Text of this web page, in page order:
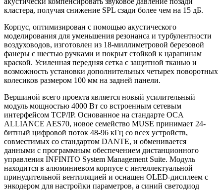
кластера, получая снижение SPL сзади более чем на 15 дБ.
Корпус, оптимизирован с помощью акустического
моделирования для уменьшения резонанса и турбулентности
воздуховодов, изготовлен из 18-миллиметровой березовой
фанеры с шестью ручками и покрыт стойкой к царапинам
краской. Усиленная передняя сетка с защитной тканью и
возможность установки дополнительных четырех поворотных
колесиков размером 100 мм на задней панели.
Вершиной всего проекта является новый усилительный
модуль мощностью 4000 Вт со встроенным сетевым
интерфейсом TCP/IP. Основанное на стандарте OCA
ALLIANCE AES70, новое семейство MUSE принимает 24-
битный цифровой поток 48-96 кГц со всех устройств,
совместимых со стандартом DANTE, и обменивается
данными с программным обеспечением дистанционного
управления INFINITO System Management Suite. Модуль
находится в алюминиевом корпусе с интеллектуальной
принудительной вентиляцией и оснащен OLED-дисплеем с
энкодером для настройки параметров, а синий светодиод